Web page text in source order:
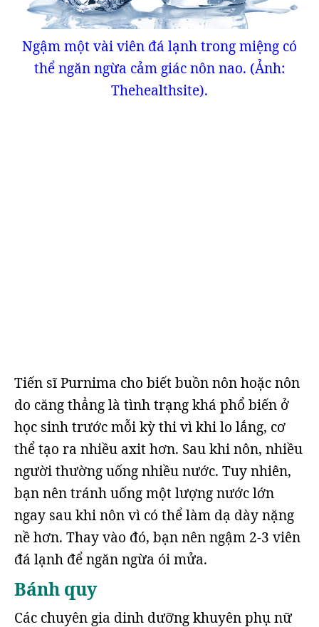
Ngậm một vài viên đá lạnh trong miệng có
thể ngăn ngừa cảm giác nôn nao. (Ảnh:
Thehealthsite).
Tiến sĩ Purnima cho biết buồn nôn hoặc nôn
do căng thẳng là tình trạng khá phổ biến ở
học sinh trước mỗi kỳ thi vì khi lo lắng, cơ
thể tạo ra nhiều axit hơn. Sau khi nôn, nhiều
người thường uống nhiều nước. Tuy nhiên,
bạn nên tránh uống một lượng nước lớn
ngay sau khi nôn vì có thể làm dạ dày nặng
nề hơn. Thay vào đó, bạn nên ngậm 2-3 viên
đá lạnh để ngăn ngừa ói mửa.
Bánh quy
Các chuyên gia dinh dưỡng khuyên phụ nữ